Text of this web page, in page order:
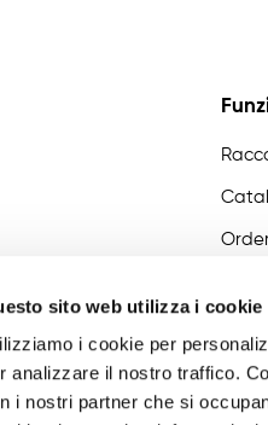
sito web utilizza i cookie
i cookie per
analizzare il nostro traffico.
i nostri partner che si